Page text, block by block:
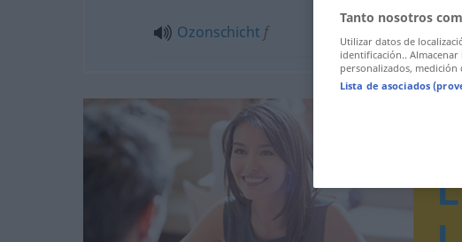
Ozonschicht f
Tanto nosotros
Utilizar datos de
identificación..
personalizados,
Lista de asociados